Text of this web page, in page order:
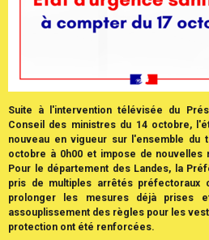
Suite à l'intervention télévisée du
Conseil des ministres du 14 octobre,
nouveau en vigueur sur l'ensemble du
octobre à 0h00 et impose de nouvelles
Pour le département des Landes, la
pris de multiples arrêtés préfectoraux
prolonger les mesures déjà prises
assouplissement des règles pour les
protection ont été renforcées.